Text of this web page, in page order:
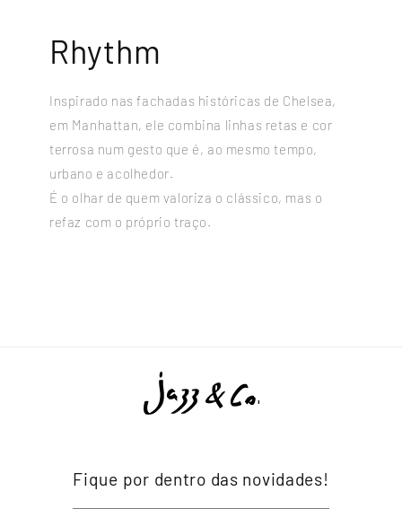
Rhythm
Inspirado nas fachadas históricas de Chelsea,
em Manhattan, ele combina linhas retas e cor
terrosa num gesto que é, ao mesmo tempo,
urbano e acolhedor.
É o olhar de quem valoriza o clássico, mas o
refaz com o próprio traço.
Fique por dentro das novidades!